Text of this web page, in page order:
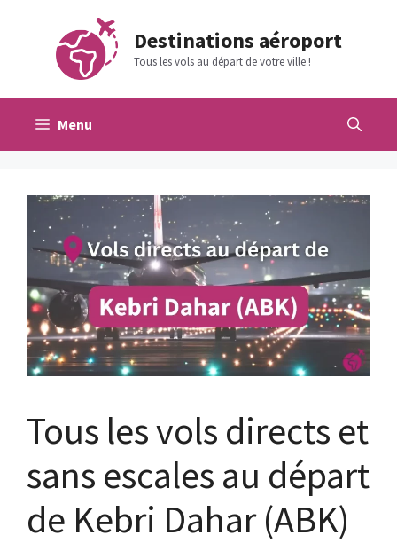
contenu
Destinations aéroport
Tous les vols au départ de votre ville !
Menu
Tous les vols directs et
sans escales au départ
de Kebri Dahar (ABK)